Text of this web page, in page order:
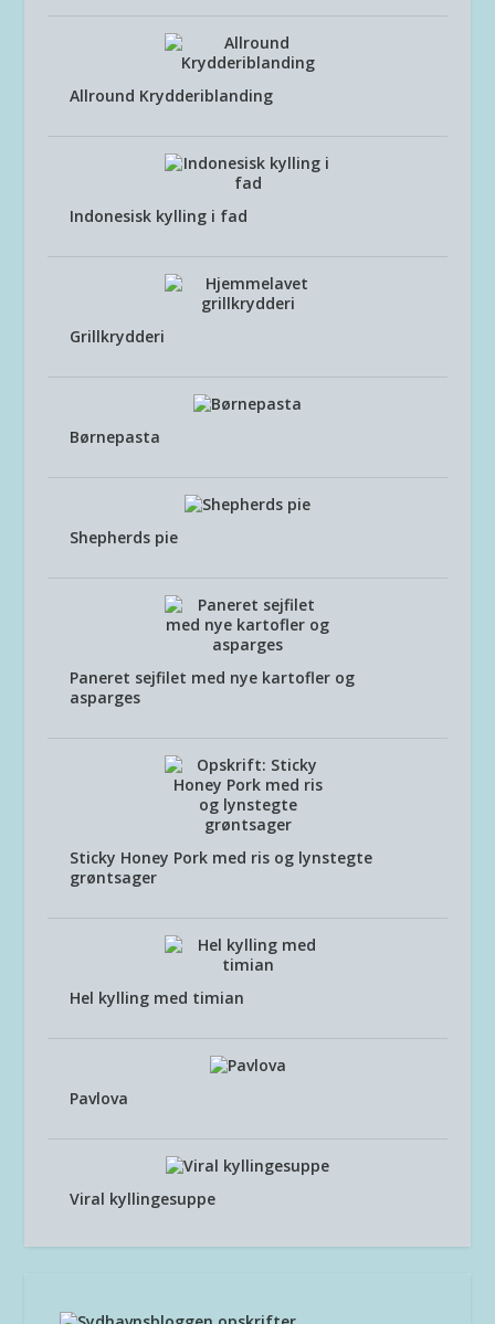
Allround Krydderiblanding
Indonesisk kylling i fad
Grillkrydderi
Børnepasta
Shepherds pie
Paneret sejfilet med nye kartofler og
asparges
Sticky Honey Pork med ris og lynstegte
grøntsager
Hel kylling med timian
Pavlova
Viral kyllingesuppe